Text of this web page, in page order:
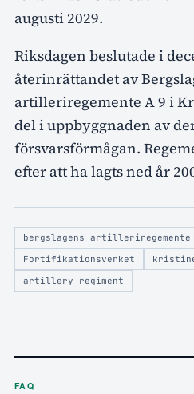
augusti 2029.
Riksdagen beslutade i
återinrättandet av
artilleriregemente A 9 i
del i uppbyggnaden av
försvarsförmågan.
efter att ha lagts ned år
bergslagens artilleriregemente
Fortifikationsverket
artillery regiment
FAQ